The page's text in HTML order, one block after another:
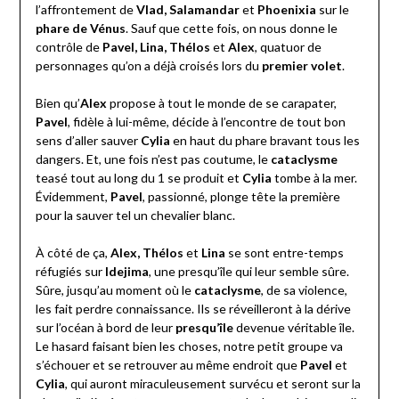
l’affrontement deVlad, Salamandaret Phoenixia sur le
phare de Vénus. Sauf que cette fois, on nous donne le
contrôle de Pavel, Lina, Thélos et Alex, quatuor de
personnages qu’on a déjà croisés lors du premier volet.
Bien qu’Alex propose à tout le monde de se carapater,
Pavel, fidèle à lui-même, décide à l’encontre de tout bon
sens d’aller sauver Cylia en haut du phare bravant tous les
dangers. Et, une fois n’est pas coutume, le cataclysme
teasé tout au long du 1 se produit et Cylia tombe à la mer.
Évidemment, Pavel, passionné, plonge tête la première
pour la sauver tel un chevalier blanc.
À côté de ça, Alex, Thélos et Lina se sont entre-temps
réfugiés sur Idejima, une presqu’île qui leur semble sûre.
Sûre, jusqu’au moment où le cataclysme, de sa violence,
les fait perdre connaissance. Ils se réveilleront à la dérive
sur l’océan à bord de leur presqu’îledevenue véritable île.
Le hasard faisant bien les choses, notre petit groupe va
s’échouer et se retrouver au même endroit que Pavel et
Cylia, qui auront miraculeusement survécu et seront sur la